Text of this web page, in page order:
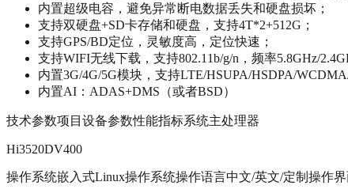
内置超级电容，避免异常断电数据丢失和硬盘损坏；
支持双硬盘+SD卡存储和硬盘，支持4T*2+512G；
支持GPS/BD定位，灵敏度高，定位快速；
支持WIFI无线下载，支持802.11b/g/n，频率5.8GHz/
内置3G/4G/5G模块，支持LTE/HSUPA/HSDPA/
内置AI：ADAS+DMS（或者BSD）
技术参数项目设备参数性能指标系统主处理器
Hi3520DV400
操作系统嵌入式Linux操作系统操作语言中文/英文/定制操作